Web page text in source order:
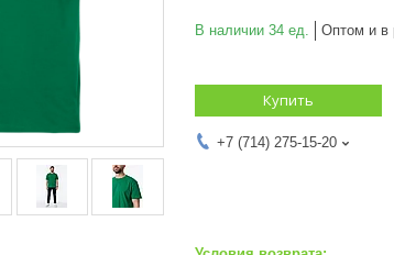
В наличии 34 ед. Оптом и в
Купить
+7 (714) 275-15-20